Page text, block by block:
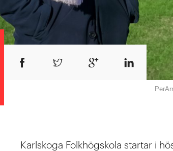
Karlskoga Folkhögskola startar i